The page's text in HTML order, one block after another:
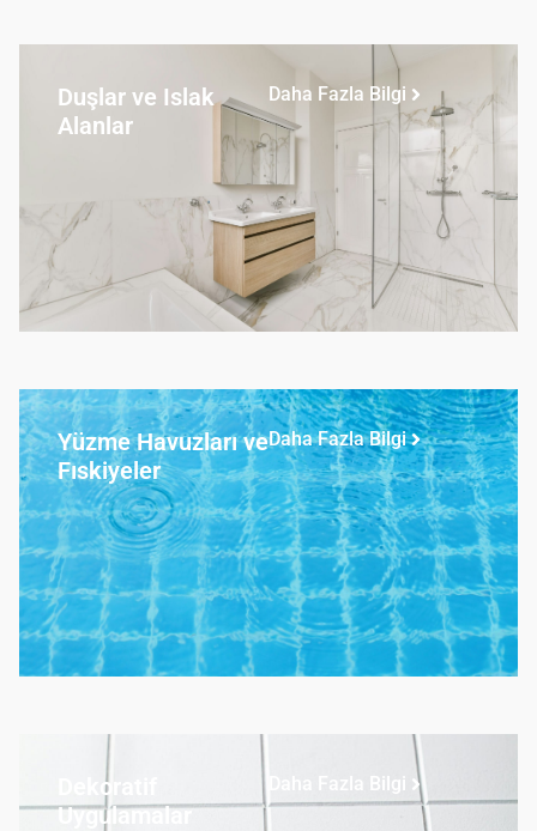
Duşlar ve Islak
Alanlar
Daha Fazla Bilgi
Yüzme Havuzları ve
Fıskiyeler
Daha Fazla Bilgi
Dekoratif
Uygulamalar
Daha Fazla Bilgi